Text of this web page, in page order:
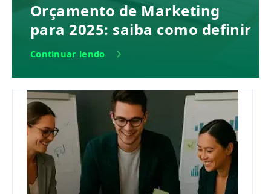
Orçamento de Marketing
para 2025: saiba como definir
Continuar lendo